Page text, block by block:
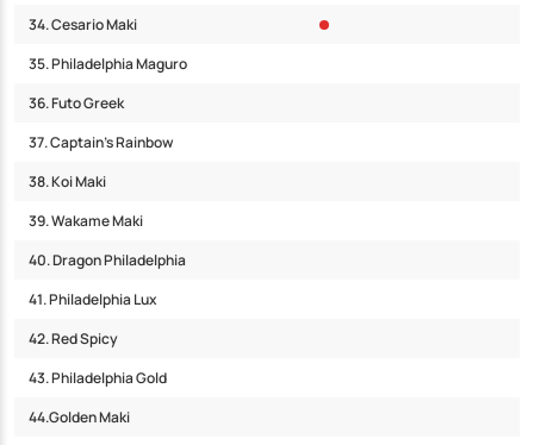
34. Cesario Maki
35. Philadelphia Maguro
36. Futo Greek
37. Captain’s Rainbow
38. Koi Maki
39. Wakame Maki
40. Dragon Philadelphia
41. Philadelphia Lux
42. Red Spicy
43. Philadelphia Gold
44.Golden Maki